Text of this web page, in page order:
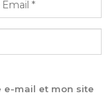
e-mail et mon site